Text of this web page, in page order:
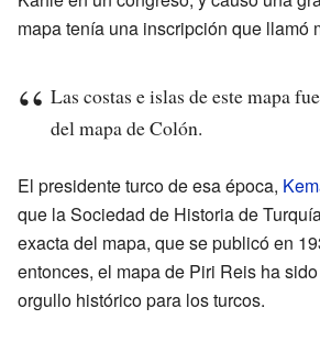
mapa tenía una inscripción que llamó
Las costas e islas de este mapa
del mapa de Colón.
El presidente turco de esa época,
que la Sociedad de Historia de
exacta del mapa, que se publicó en
entonces, el mapa de Piri Reis ha
orgullo histórico para los turcos.